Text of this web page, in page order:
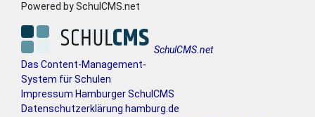
Powered by SchulCMS.net
SchulCMS.net
Das Content-Management-
System für Schulen
Impressum Hamburger SchulCMS
Datenschutzerklärung hamburg.de